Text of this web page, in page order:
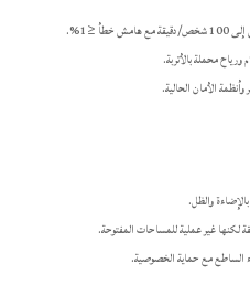
≤1%.
الأمان الحالية.
لكنها غير عملية للمساحات المفتوحة.
الساطع مع حماية الخصوصية.